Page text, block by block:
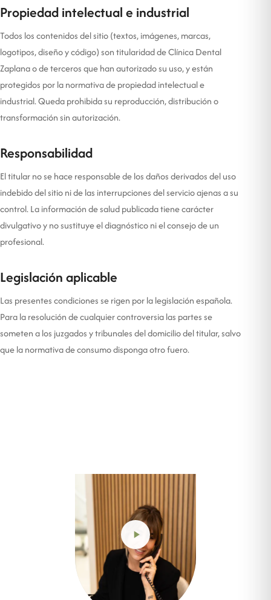
Propiedad intelectual e industrial
Todos los contenidos del sitio (textos, imágenes, marcas,
logotipos, diseño y código) son titularidad de Clínica Dental
Zaplana o de terceros que han autorizado su uso, y están
protegidos por la normativa de propiedad intelectual e
industrial. Queda prohibida su reproducción, distribución o
transformación sin autorización.
Responsabilidad
El titular no se hace responsable de los daños derivados del uso
indebido del sitio ni de las interrupciones del servicio ajenas a su
control. La información de salud publicada tiene carácter
divulgativo y no sustituye el diagnóstico ni el consejo de un
profesional.
Legislación aplicable
Las presentes condiciones se rigen por la legislación española.
Para la resolución de cualquier controversia las partes se
someten a los juzgados y tribunales del domicilio del titular, salvo
que la normativa de consumo disponga otro fuero.